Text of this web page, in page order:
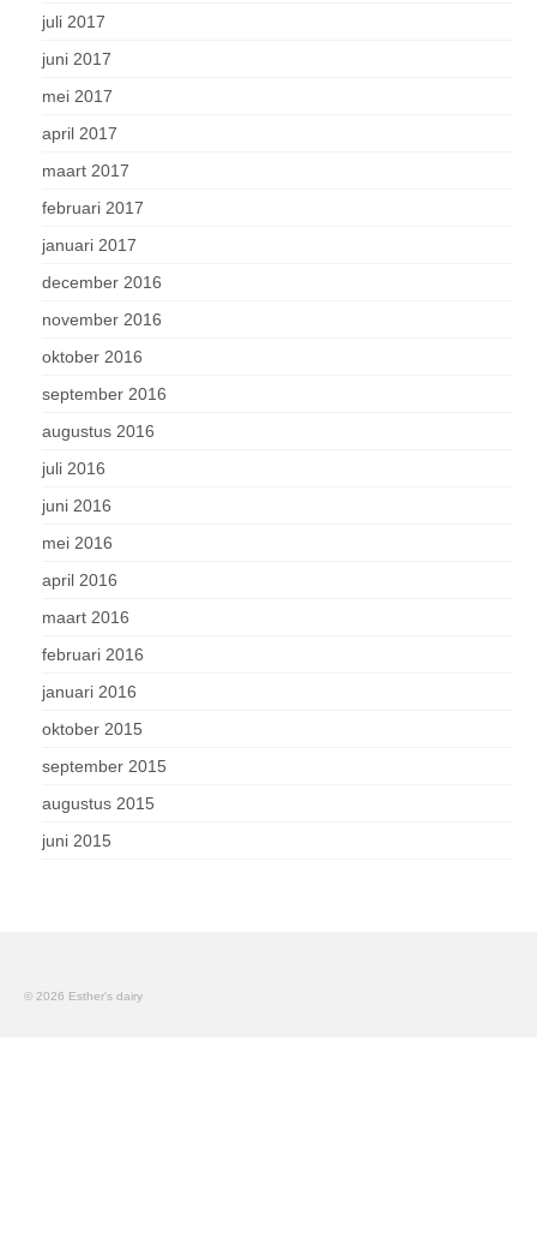
juli 2017
juni 2017
mei 2017
april 2017
maart 2017
februari 2017
januari 2017
december 2016
november 2016
oktober 2016
september 2016
augustus 2016
juli 2016
juni 2016
mei 2016
april 2016
maart 2016
februari 2016
januari 2016
oktober 2015
september 2015
augustus 2015
juni 2015
© 2026 Esther's dairy